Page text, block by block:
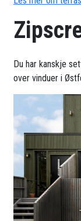
Du har kanskje
over vinduer i